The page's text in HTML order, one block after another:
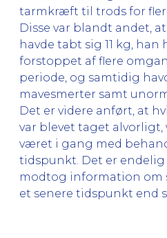
tarmkræft til trods for
Disse var blandt andet,
havde tabt sig 11 kg, han
forstoppet af flere
periode, og samtidig
mavesmerter samt
Det er videre anført, at
var blevet taget alvorligt,
været i gang med
tidspunkt. Det er endelig
modtog information om
et senere tidspunkt end